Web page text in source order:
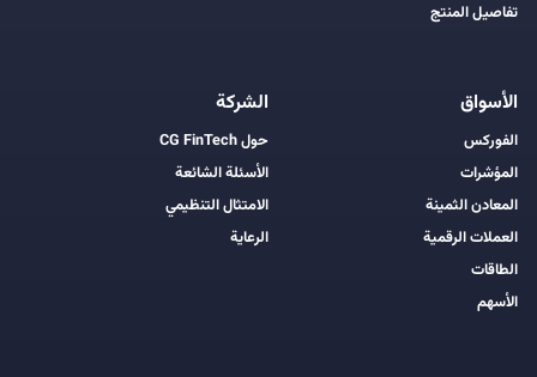
تفاصيل المنتج
الأسواق
الفوركس
المؤشرات
المعادن الثمينة
العملات الرقمية
الطاقات
الأسهم
الشركة
حول CG FinTech
الأسئلة الشائعة
الامتثال التنظيمي
الرعاية